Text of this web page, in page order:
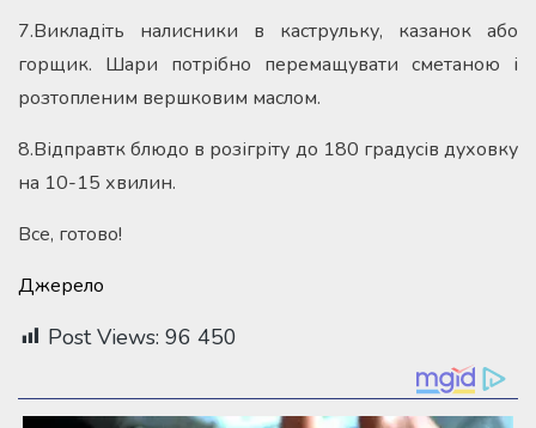
7.Викладіть налисники в каструльку, казанок або
горщик. Шари потрібно перемащувати сметаною і
розтопленим вершковим маслом.
8.Відправтк блюдо в розігріту до 180 градусів духовку
на 10-15 хвилин.
Все, готово!
Джерело
Post Views: 96 450